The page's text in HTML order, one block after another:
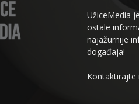
UžiceMedia
ostale
najažurnije
događaja!
Kontaktirajte